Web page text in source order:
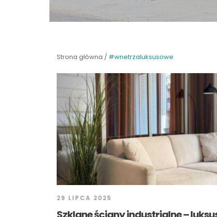
Strona główna / #wnetrzaluksusowe
29 LIPCA 2025